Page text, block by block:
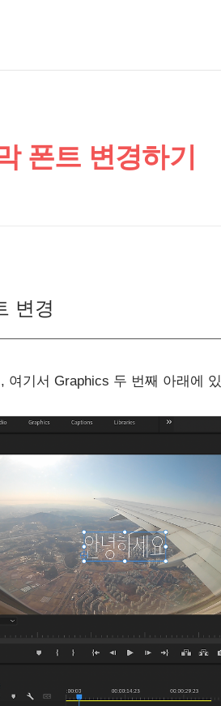
폰트 변경하기
변경
기서 Graphics 두 번째 아래에 있